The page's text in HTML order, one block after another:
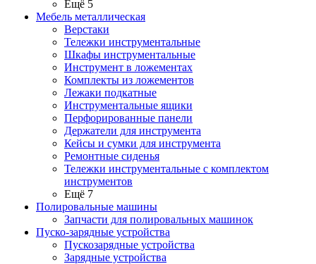
Ещё 5
Мебель металлическая
Верстаки
Тележки инструментальные
Шкафы инструментальные
Инструмент в ложементах
Комплекты из ложементов
Лежаки подкатные
Инструментальные ящики
Перфорированные панели
Держатели для инструмента
Кейсы и сумки для инструмента
Ремонтные сиденья
Тележки инструментальные с комплектом
инструментов
Ещё 7
Полировальные машины
Запчасти для полировальных машинок
Пуско-зарядные устройства
Пускозарядные устройства
Зарядные устройства